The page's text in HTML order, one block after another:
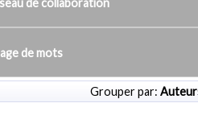
de mots
Grouper par: